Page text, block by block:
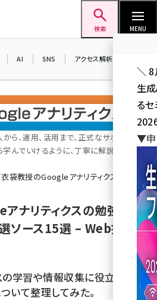
検索 MENU
AI SNS アクセス解析／データ分析
ら、運用、活用まで、正式なサポートが
んでいけるように、丁寧に解説してい
袋教授のGoogleアナリティクス入門講
ナリティクスの勉強や情
ソース15選 – Web担まと
学習や情報収集に役立つ各
いて整理してみた。
＼ 8
生
る
▼申